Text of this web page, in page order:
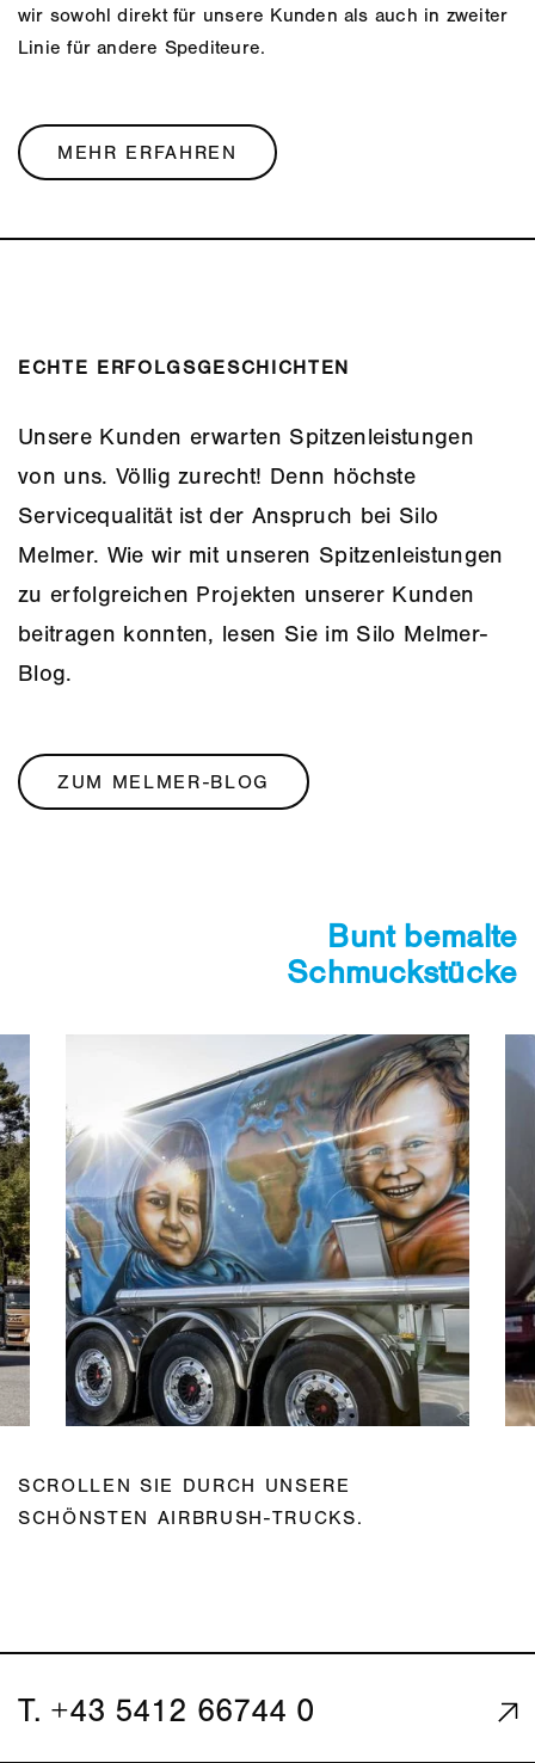
wir sowohl direkt für unsere Kunden als auch in zweiter
Linie für andere Spediteure.
MEHR ERFAHREN
Mehr erfahren
Verfügung. Wir setzen auf hochwertigen PKW- und LKW-
Diesel von Shell.
MEHR ERFAHREN
erzielen Sie eine reichweitenstarke Wahrnehmung Ihrer
Marke. Nutzen Sie die Bekanntheit unserer rollenden
Autobahnanschluss in unmittelbarer Nähe sorgt dafür,
dass die Lagerflächen schnell und unkompliziert zu
Mietgaragen
Hochwertige, belüftete Stahlbetongarage
Freifläche
Asphaltiert
Parzellen frei einteilbar, je nach Platzbedarf
Geeignet als Abstellplatz für Wohnmobile,
ECHTE ERFOLGSGESCHICHTEN
Unsere Kunden erwarten Spitzenleistungen
von uns. Völlig zurecht! Denn höchste
Servicequalität ist der Anspruch bei Silo
Melmer. Wie wir mit unseren Spitzenleistungen
zu erfolgreichen Projekten unserer Kunden
beitragen konnten, lesen Sie im Silo Melmer-
Blog.
ZUM MELMER-BLOG
Bunt bemalte
Schmuckstücke
SCROLLEN SIE DURCH UNSERE
SCHÖNSTEN AIRBRUSH-TRUCKS.
T. +43 5412 66744 0